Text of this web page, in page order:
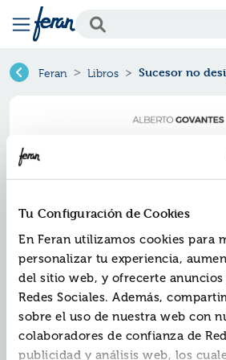
Tu Configuración de Cookies
En Feran utilizamos cookies para
personalizar tu experiencia,
del sitio web, y ofrecerte
Redes Sociales. Además,
sobre el uso de nuestra web con
colaboradores de confianza de
publicidad y análisis web, los
Feran Libros Sucesor no
Sucesor no
Ref.ZZZ-2938746
ISBN:9788412938746